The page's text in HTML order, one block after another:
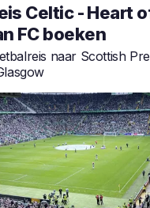
Celtic - Heart
FC boeken
naar Scottish